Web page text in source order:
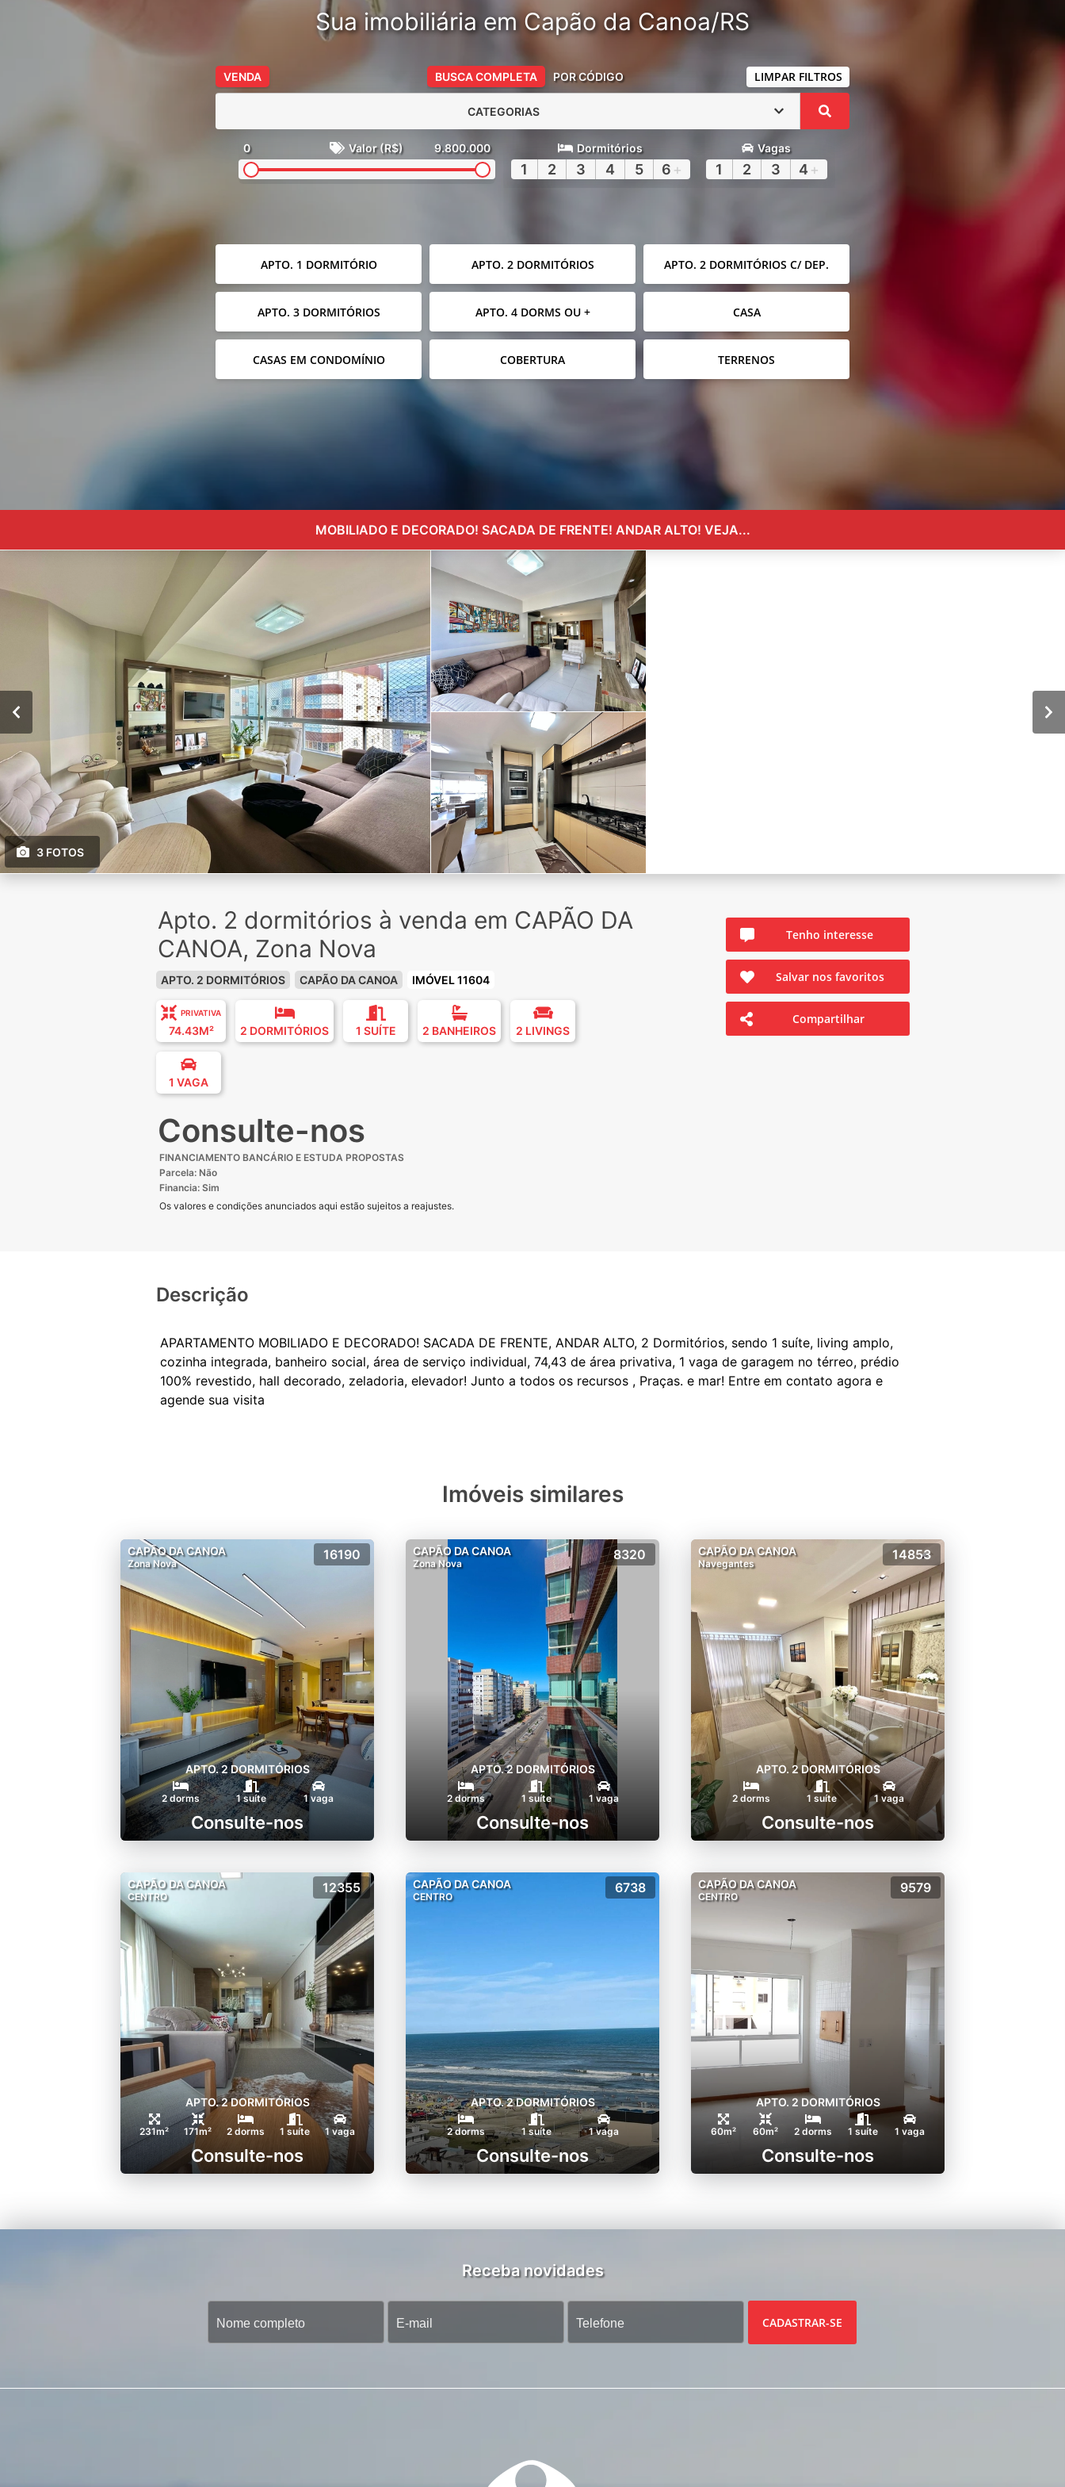
Sua imobiliária em Capão da Canoa/RS
VENDA BUSCA COMPLETA POR CÓDIGO LIMPAR FILTROS
CATEGORIAS
0 Valor (R$) 9.800.000 Dormitórios
1 2 3 4 5 6 +
Vagas
1 2 3 4 +
APTO. 1 DORMITÓRIO APTO. 2 DORMITÓRIOS APTO. 2 DORMITÓRIOS C/ DEP.
APTO. 3 DORMITÓRIOS APTO. 4 DORMS OU + CASA
CASAS EM CONDOMÍNIO COBERTURA TERRENOS
MOBILIADO E DECORADO! SACADA DE FRENTE! ANDAR ALTO! VEJA...
3 FOTOS
Apto. 2 dormitórios à venda em CAPÃO DA
CANOA, Zona Nova
APTO. 2 DORMITÓRIOS CAPÃO DA CANOA IMÓVEL 11604
PRIVATIVA
74.43M² 2 DORMITÓRIOS 1 SUÍTE 2 BANHEIROS 2 LIVINGS
1 VAGA
Consulte-nos
FINANCIAMENTO BANCÁRIO E ESTUDA PROPOSTAS
Parcela: Não
Financia: Sim
Os valores e condições anunciados aqui estão sujeitos a reajustes.
Tenho interesse
Salvar nos favoritos
Compartilhar
Descrição
APARTAMENTO MOBILIADO E DECORADO! SACADA DE FRENTE, ANDAR ALTO, 2 Dormitórios, sendo 1 suíte, living amplo,
cozinha integrada, banheiro social, área de serviço individual, 74,43 de área privativa, 1 vaga de garagem no térreo, prédio
100% revestido, hall decorado, zeladoria, elevador! Junto a todos os recursos , Praças. e mar! Entre em contato agora e
Imóveis similares
CAPÃO DA CANOA
Zona Nova
16190
APTO. 2 DORMITÓRIOS
2 dorms 1 suíte 1 vaga
Consulte-nos
CAPÃO DA CANOA
Zona Nova
8320
APTO. 2 DORMITÓRIOS
2 dorms 1 suíte 1 vaga
Consulte-nos
CAPÃO DA CANOA
Navegantes
14853
APTO. 2 DORMITÓRIOS
2 dorms 1 suíte 1 vaga
Consulte-nos
CAPÃO DA CANOA
CENTRO
12355
APTO. 2 DORMITÓRIOS
231m² 171m² 2 dorms 1 suíte 1 vaga
Consulte-nos
CAPÃO DA CANOA
CENTRO
6738
APTO. 2 DORMITÓRIOS
2 dorms 1 suíte 1 vaga
Consulte-nos
CAPÃO DA CANOA
CENTRO
9579
APTO. 2 DORMITÓRIOS
60m² 60m² 2 dorms 1 suíte 1 vaga
Consulte-nos
Receba novidades
CADASTRAR-SE